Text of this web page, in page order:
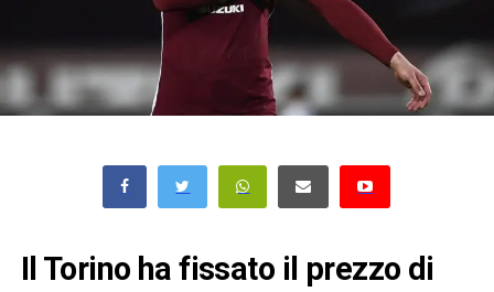
Il Torino ha fissato il prezzo di